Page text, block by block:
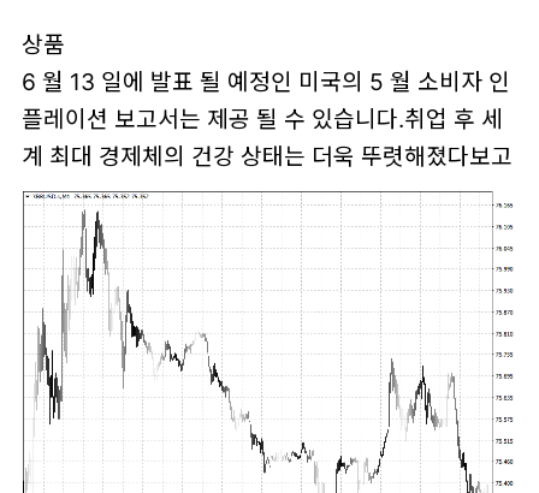
상품
6 월 13 일에 발표 될 예정인 미국의 5 월 소비자 인
플레이션 보고서는 제공 될 수 있습니다.취업 후 세
계 최대 경제체의 건강 상태는 더욱 뚜렷해졌다보고